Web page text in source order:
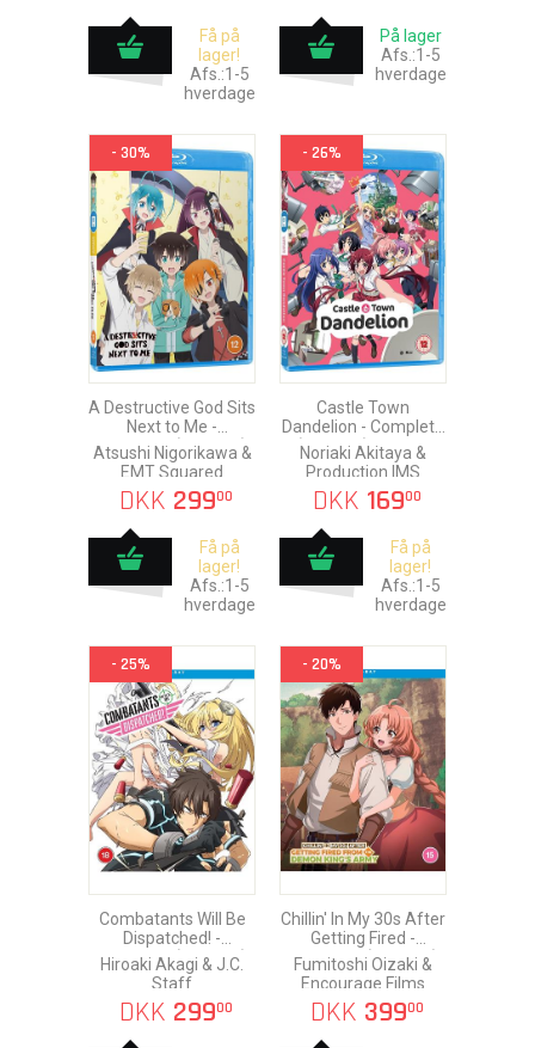
Få på
lager!
Afs.:1-5
hverdage
På lager
Afs.:1-5
hverdage
- 30%
A Destructive God Sits
Next to Me -
Complete (Ep. 1-12)
Blu-Ray
Atsushi Nigorikawa &
EMT Squared
DKK 29900
Få på
lager!
Afs.:1-5
hverdage
- 26%
Castle Town
Dandelion - Complete
(Ep. 1-12) Blu-Ray
Noriaki Akitaya &
Production IMS
DKK 16900
Få på
lager!
Afs.:1-5
hverdage
- 25%
Combatants Will Be
Dispatched! -
Complete (Ep. 1-12)
Blu-Ray
Hiroaki Akagi & J.C.
Staff
DKK 29900
- 20%
Chillin' In My 30s After
Getting Fired -
Complete (Ep. 1-12)
Blu-Ray
Fumitoshi Oizaki &
Encourage Films
DKK 39900